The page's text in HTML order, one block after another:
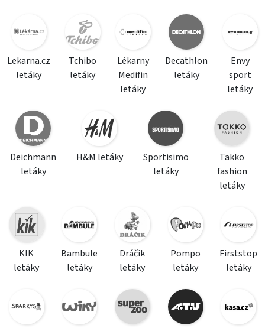
Lekarna.cz
letáky
Tchibo
letáky
Lékarny
Medifin
letáky
Decathlon
letáky
Envy
sport
letáky
Deichmann
letáky
H&M letáky
Sportisimo
letáky
Takko
fashion
letáky
KIK
letáky
Bambule
letáky
Dráčik
letáky
Pompo
letáky
Firststop
letáky